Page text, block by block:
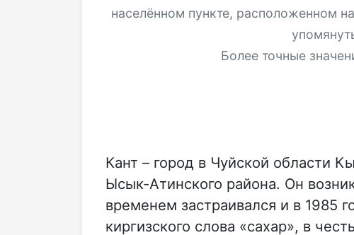
населённом пункте, расположенном
Более точные
Кант – город в Чуйской области
Ысык-Атинского района. Он
временем застраивался и в 1985
киргизского слова «сахар», в